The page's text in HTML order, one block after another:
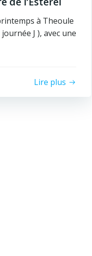
à Theoule
J ), avec une
Lire plus